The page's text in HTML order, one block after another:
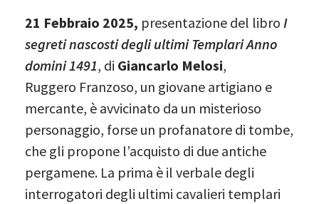
21 Febbraio 2025, presentazione del libro I
segreti nascosti degli ultimi TemplariAnno
domini 1491, di Giancarlo Melosi,
Ruggero Franzoso, un giovane artigiano e
mercante, è avvicinato da un misterioso
personaggio, forse un profanatore di tombe,
che gli propone l’acquisto di due antiche
pergamene. La prima è il verbale degli
interrogatori degli ultimi cavalieri templari